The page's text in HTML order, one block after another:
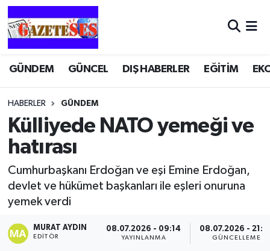
GÜNDEM GÜNCEL DIŞ HABERLER EĞİTİM
HABERLER GÜNDEM
Külliyede NATO yemeği ve
hatırası
Cumhurbaşkanı Erdoğan ve eşi Emine Erdoğan,
devlet ve hükümet başkanları ile eşleri onuruna
yemek verdi
MURAT AYDIN
EDITÖR
08.07.2026 - 09:14
YAYINLANMA
08.07.2026 -
GÜNCELLEME